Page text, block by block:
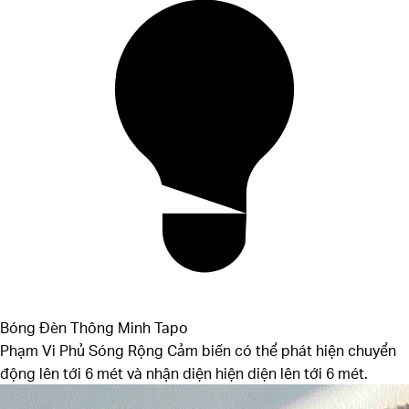
Bóng Đèn Thông Minh Tapo
Camera Xoay/Nghiêng Tapo
Ổ Cắm Thông Minh Tapo
Phạm Vi Phủ Sóng Rộng Cảm biến có thể phát hiện chuyển
động lên tới 6 mét và nhận diện hiện diện lên tới 6 mét.